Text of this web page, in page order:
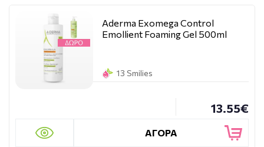
Aderma Exomega Control
Emollient Foaming Gel 500ml
13 Smilies
13.55€
ΑΓΟΡΑ